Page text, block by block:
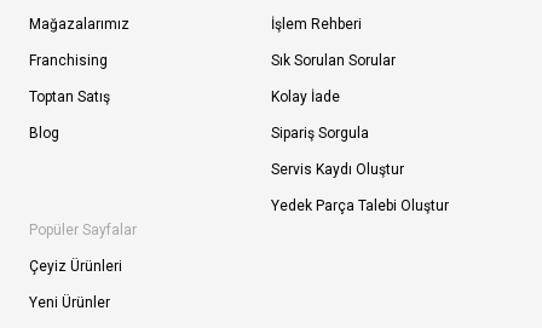
Mağazalarımız
Franchising
Toptan Satış
Blog
İşlem Rehberi
Sık Sorulan Sorular
Kolay İade
Sipariş Sorgula
Servis Kaydı Oluştur
Yedek Parça Talebi Oluştur
Popüler Sayfalar
Çeyiz Ürünleri
Yeni Ürünler